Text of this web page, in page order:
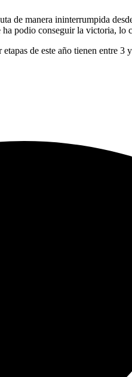
de manera ininterrumpida
podio conseguir la victoria, lo
de este año tienen entre 3